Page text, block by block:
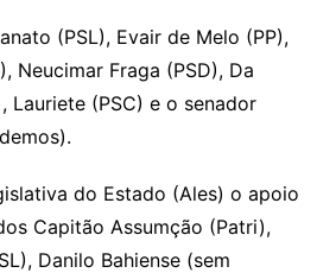
(PSL), Evair de Melo (PP),
Neucimar Fraga (PSD), Da
Lauriete (PSC) e o senador
do Estado (Ales) o apoio
Capitão Assumção (Patri),
Danilo Bahiense (sem